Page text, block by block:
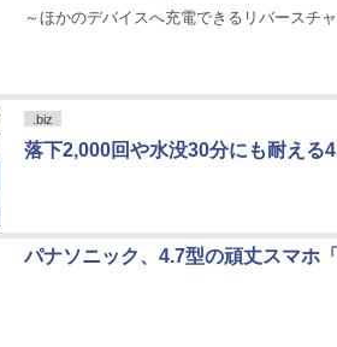
～ほかのデバイスへ充電できるリバースチ
.biz
落下2,000回や水没30分にも耐える
パナソニック、4.7型の頑丈スマホ